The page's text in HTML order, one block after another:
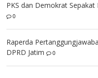
PKS dan Demokrat
0
Raperda
DPRD Jatim
0